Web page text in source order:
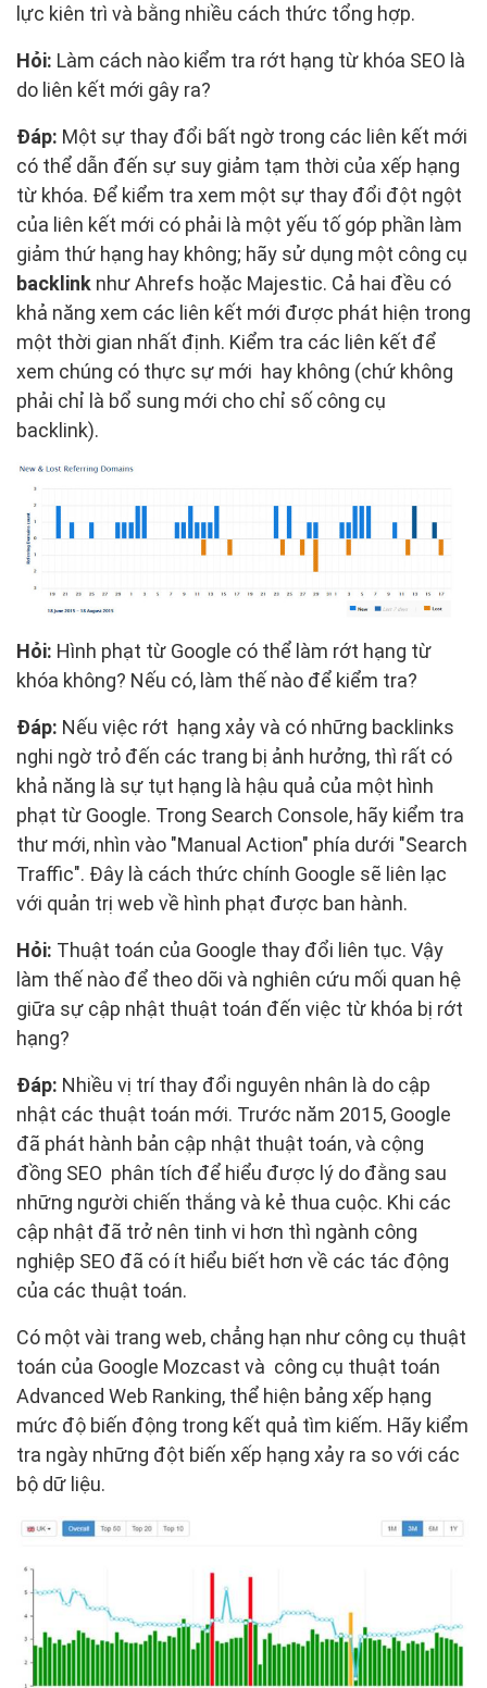
lực kiên trì và bằng nhiều cách thức tổng hợp.
Hỏi: Làm cách nào kiểm tra rớt hạng từ khóa SEO là
do liên kết mới gây ra?
Đáp: Một sự thay đổi bất ngờ trong các liên kết mới
có thể dẫn đến sự suy giảm tạm thời của xếp hạng
từ khóa. Để kiểm tra xem một sự thay đổi đột ngột
của liên kết mới có phải là một yếu tố góp phần làm
giảm thứ hạng hay không; hãy sử dụng một công cụ
backlink như Ahrefs hoặc Majestic. Cả hai đều có
khả năng xem các liên kết mới được phát hiện trong
một thời gian nhất định. Kiểm tra các liên kết để
xem chúng có thực sự mới hay không (chứ không
phải chỉ là bổ sung mới cho chỉ số công cụ
backlink).
Hỏi: Hình phạt từ Google có thể làm rớt hạng từ
khóa không? Nếu có, làm thế nào để kiểm tra?
Đáp: Nếu việc rớt hạng xảy và có những backlinks
nghi ngờ trỏ đến các trang bị ảnh hưởng, thì rất có
khả năng là sự tụt hạng là hậu quả của một hình
phạt từ Google. Trong Search Console, hãy kiểm tra
thư mới, nhìn vào "Manual Action" phía dưới "Search
Traffic". Đây là cách thức chính Google sẽ liên lạc
với quản trị web về hình phạt được ban hành.
Hỏi: Thuật toán của Google thay đổi liên tục. Vậy
làm thế nào để theo dõi và nghiên cứu mối quan hệ
giữa sự cập nhật thuật toán đến việc từ khóa bị rớt
hạng?
Đáp: Nhiều vị trí thay đổi nguyên nhân là do cập
nhật các thuật toán mới. Trước năm 2015, Google
đã phát hành bản cập nhật thuật toán, và cộng
đồng SEO phân tích để hiểu được lý do đằng sau
những người chiến thắng và kẻ thua cuộc. Khi các
cập nhật đã trở nên tinh vi hơn thì ngành công
nghiệp SEO đã có ít hiểu biết hơn về các tác động
của các thuật toán.
Có một vài trang web, chẳng hạn như công cụ thuật
toán của Google Mozcast và công cụ thuật toán
Advanced Web Ranking, thể hiện bảng xếp hạng
mức độ biến động trong kết quả tìm kiếm. Hãy kiểm
tra ngày những đột biến xếp hạng xảy ra so với các
bộ dữ liệu.